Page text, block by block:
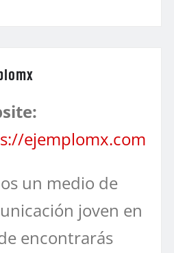
ejemplomx.com
un medio de
joven en
encontrarás